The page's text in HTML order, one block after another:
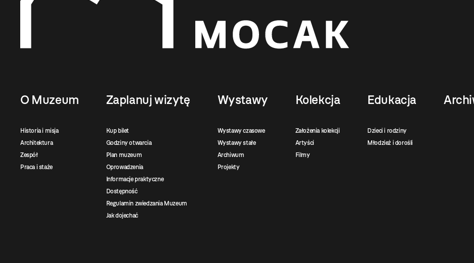
O Muzeum
Historia i misja
Architektura
Zespół
Praca i staże
Zaplanuj wizytę
Kup bilet
Godziny otwarcia
Plan muzeum
Oprowadzenia
Informacje praktyczne
Dostępność
Regulamin zwiedzania Muzeum
Jak dojechać
Wystawy
Wystawy czasowe
Wystawy stałe
Archiwum
Projekty
Kolekcja
Założenia kolekcji
Artyści
Filmy
Edukacja
Dzieci i rodziny
Młodzież i dorośli